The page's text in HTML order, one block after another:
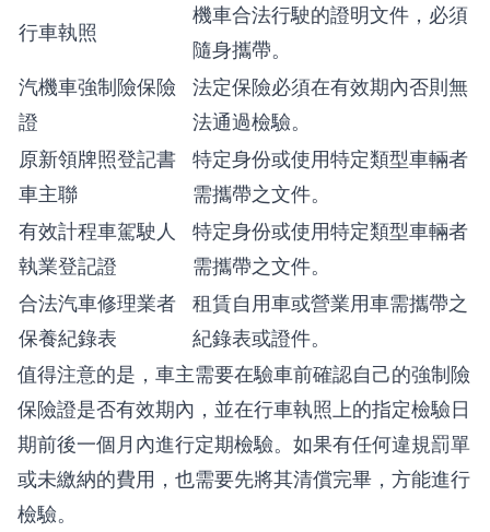
行車執照
機車合法行駛的證明文件，必須
隨身攜帶。
汽機車強制險保險
證
法定保險必須在有效期內否則無
法通過檢驗。
原新領牌照登記書
車主聯
特定身份或使用特定類型車輛者
需攜帶之文件。
有效計程車駕駛人
執業登記證
特定身份或使用特定類型車輛者
需攜帶之文件。
合法汽車修理業者
保養紀錄表
租賃自用車或營業用車需攜帶之
紀錄表或證件。
值得注意的是，車主需要在驗車前確認自己的強制險
保險證是否有效期內，並在行車執照上的指定檢驗日
期前後一個月內進行定期檢驗。如果有任何違規罰單
或未繳納的費用，也需要先將其清償完畢，方能進行
檢驗。